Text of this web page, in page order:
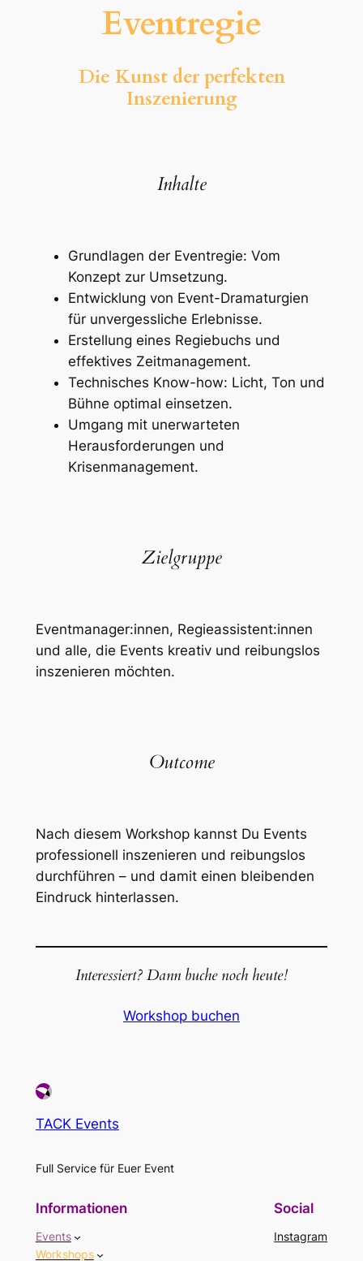
Eventregie
Die Kunst der perfekten
Inszenierung
Inhalte
Grundlagen der Eventregie: Vom
Konzept zur Umsetzung.
Entwicklung von Event-Dramaturgien
für unvergessliche Erlebnisse.
Erstellung eines Regiebuchs und
effektives Zeitmanagement.
Technisches Know-how: Licht, Ton und
Bühne optimal einsetzen.
Umgang mit unerwarteten
Herausforderungen und
Krisenmanagement.
Zielgruppe
Eventmanager:innen, Regieassistent:innen
und alle, die Events kreativ und reibungslos
inszenieren möchten.
Outcome
Nach diesem Workshop kannst Du Events
professionell inszenieren und reibungslos
durchführen – und damit einen bleibenden
Eindruck hinterlassen.
Interessiert? Dann buche noch heute!
Workshop buchen
TACK Events
Full Service für Euer Event
Informationen
Events
Workshops
Social
Instagram